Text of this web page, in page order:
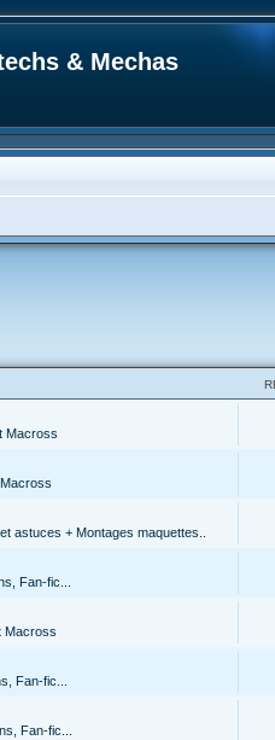
& Mechas
Macross
astuces + Montages maquettes..
Fan-fic...
Macross
Fan-fic...
Fan-fic...